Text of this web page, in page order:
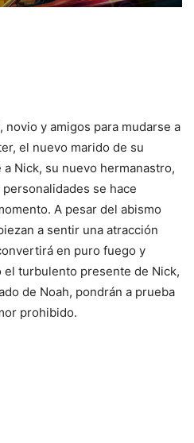
novio y amigos para mudarse a
el nuevo marido de su
Nick, su nuevo hermanastro,
se hace
A pesar del abismo
a sentir una atracción
en puro fuego y
el turbulento presente de Nick,
de Noah, pondrán a prueba
prohibido.